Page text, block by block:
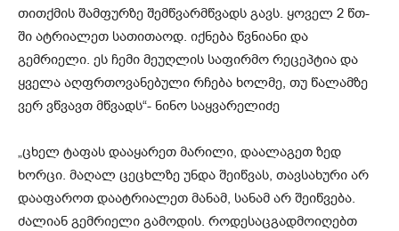
თითქმის შამფურზე შემწვარმწვადს გავს. ყოველ 2 წთ-
ში ატრიალეთ სათითაოდ. იქნება წვნიანი და
გემრიელი. ეს ჩემი მეუღლის საფირმო რეცეპტია და
ყველა აღფრთოვანებული რჩება ხოლმე, თუ წალამზე
ვერ ვწვავთ მწვადს“- ნინო საყვარელიძე
„ცხელ ტაფას დააყარეთ მარილი, დაალაგეთ ზედ
ხორცი. მაღალ ცეცხლზე უნდა შეიწვას, თავსახური არ
დააფაროთ დაატრიალეთ მანამ, სანამ არ შეიწვება.
ძალიან გემრიელი გამოდის. როდესაცგადმოიღებთ